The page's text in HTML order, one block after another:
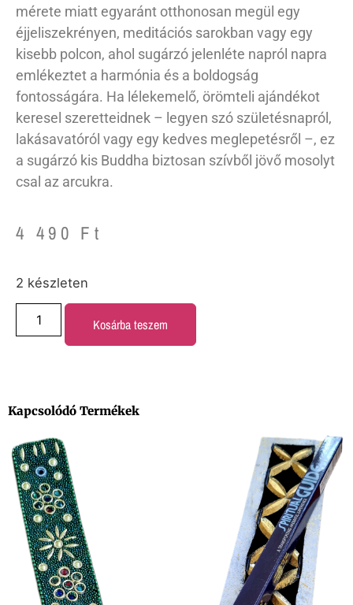
mérete miatt egyaránt otthonosan megül egy
éjjeliszekrényen, meditációs sarokban vagy egy
kisebb polcon, ahol sugárzó jelenléte napról napra
emlékeztet a harmónia és a boldogság
fontosságára. Ha lélekemelő, örömteli ajándékot
keresel szeretteidnek – legyen szó születésnapról,
lakásavatóról vagy egy kedves meglepetésről –, ez
a sugárzó kis Buddha biztosan szívből jövő mosolyt
csal az arcukra.
4 490 Ft
2 készleten
Kosárba teszem
Kapcsolódó Termékek